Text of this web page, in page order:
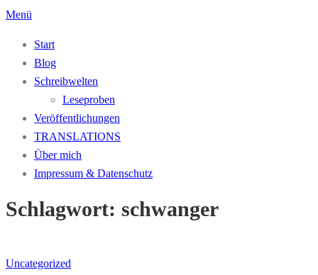
Zum
springen
Menü
Start
Blog
Schreibwelten
Leseproben
Veröffentlichungen
TRANSLATIONS
Über mich
Impressum & Datenschutz
Schlagwort: schwanger
Uncategorized